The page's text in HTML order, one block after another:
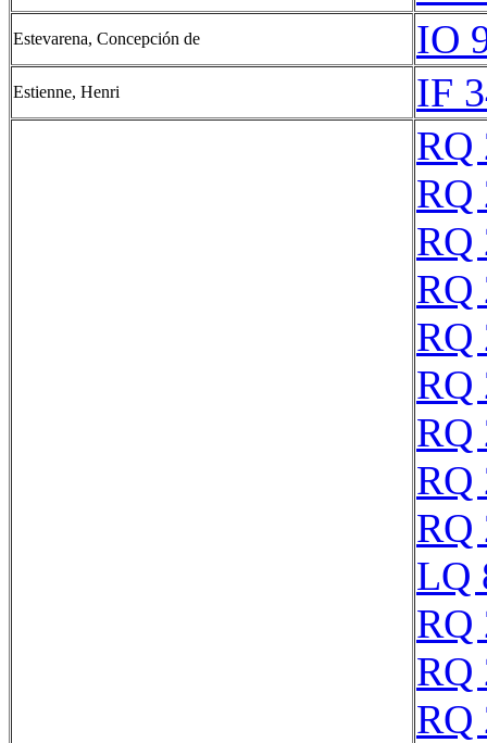
Estevarena, Concepción de IO
Estienne, Henri
IF
RQ
RQ
RQ
RQ
RQ
RQ
RQ
RQ
RQ
LQ
RQ
RQ
RQ